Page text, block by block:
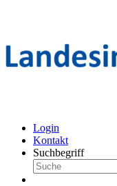
Login
Kontakt
Suchbegriff